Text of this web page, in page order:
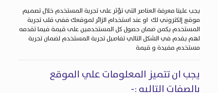
يجب علينا معرفة العناصر التي تؤثر على تجربة المستخدم خلالتصميم
موقع إلكترونيلك او عند استخدام الزائر لموقعك ففي قلب تجربة
المستخدم يكمن ضمان حصول كل المستخدمين على قيمة فيما تقدمه
لهم يقدم في الشكل التالي تفاصيل تجربة المستخدم لضمان تجربة
مستخدم مفيدة و قيمة
يجب ان تتميز المعلومات علي الموقع
بالصفات التاليه :-